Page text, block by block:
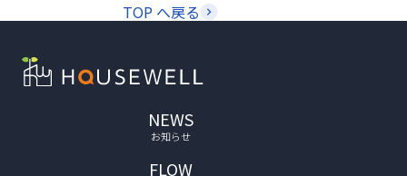
TOP へ戻る
NEWS
お知らせ
FLOW